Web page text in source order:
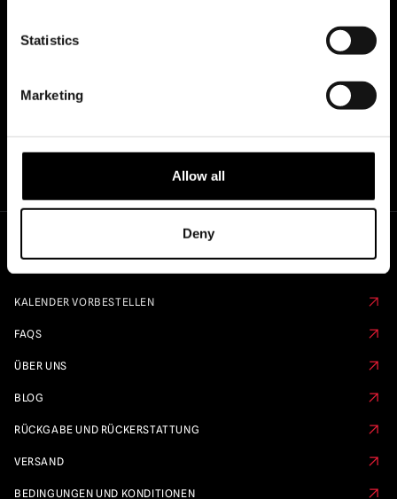
Statistics
Marketing
Allow all
Deny
Schnelle Links
KALENDER VORBESTELLEN
FAQS
ÜBER UNS
BLOG
RÜCKGABE UND RÜCKERSTATTUNG
VERSAND
BEDINGUNGEN UND KONDITIONEN